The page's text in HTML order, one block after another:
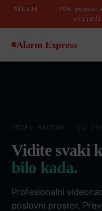
AKCIJA · 20%
· vrijedi
Alarm Express
VIDEO NADZOR · OD
Vidite svaki
bilo kada.
Profesionalni
poslovni prostor.